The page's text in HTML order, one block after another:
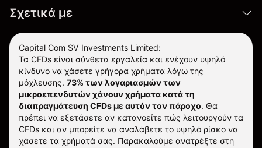
Σχετικά με
Capital Com SV Investments Limited:
Τα CFDs είναι σύνθετα εργαλεία και ενέχουν υψηλό
κίνδυνο να χάσετε γρήγορα χρήματα λόγω της
μόχλευσης. 73% των λογαριασμών των
μικροεπενδυτών χάνουν χρήματα κατά τη
διαπραγμάτευση CFDs με αυτόν τον πάροχο. Θα
πρέπει να εξετάσετε αν κατανοείτε πώς λειτουργούν τα
CFDs και αν μπορείτε να αναλάβετε το υψηλό ρίσκο να
χάσετε τα χρήματά σας. Παρακαλούμε ανατρέξτε στη